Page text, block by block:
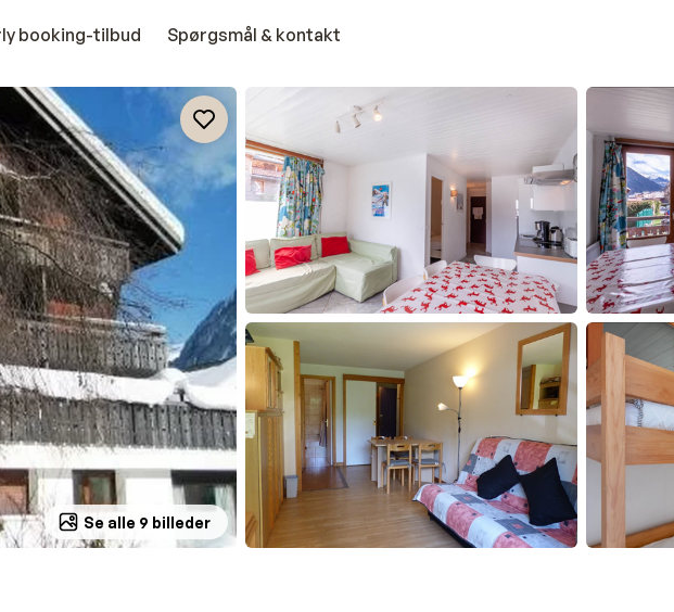
booking-tilbud Spørgsmål & kontakt
Se alle 9 billeder